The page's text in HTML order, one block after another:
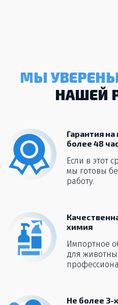
МЫ
НАШЕЙ
Гарантия
более 48
Если в этот
мы готовы
работу.
химия
Импортное
для
Не более 3-